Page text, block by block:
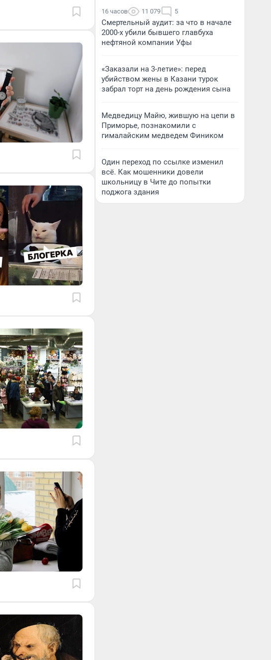
16 часов 11 079 5
Смертельный аудит: за что в начале
2000-х убили бывшего главбуха
нефтяной компании Уфы
«Заказали на 3-летие»: перед
убийством жены в Казани турок
забрал торт на день рождения сына
Медведицу Майю, жившую на цепи в
Приморье, познакомили с
гималайским медведем Фиником
Один переход по ссылке изменил
всё. Как мошенники довели
школьницу в Чите до попытки
поджога здания